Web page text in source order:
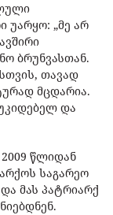
უარყო: „მე არ
ბრუნვასთან.
თავად
მცდარია.
და
წლიდან
საგარეო
მას პატრიარქ